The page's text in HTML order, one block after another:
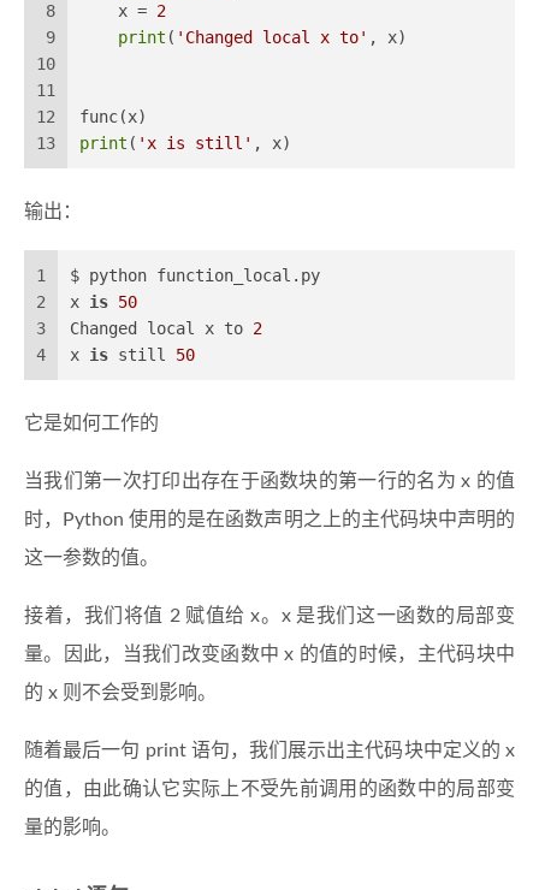
8
9
10
11
12
13
    x =
2
print ( 'Changed local x to' , x)
func(x)
print ( 'x is still' , x)
输出：
1
2
3
4
$ python function_local.py
x is 50
Changed local x to 2
x is still 50
它是如何工作的
当我们第一次打印出存在于函数块的第一行的名为 x 的值
时，Python 使用的是在函数声明之上的主代码块中声明的
这一参数的值。
接着，我们将值 2 赋值给 x。x 是我们这一函数的局部变
量。因此，当我们改变函数中 x 的值的时候，主代码块中
的 x 则不会受到影响。
随着最后一句 print 语句，我们展示出主代码块中定义的 x
的值，由此确认它实际上不受先前调用的函数中的局部变
量的影响。